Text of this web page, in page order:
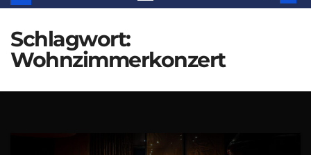
Schlagwort:
Wohnzimmerkonzert